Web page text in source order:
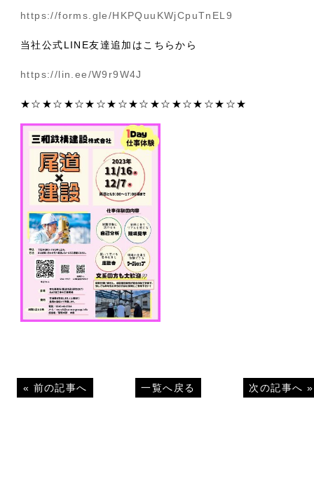
https://forms.gle/HKPQuuKWjCpuTnEL9
当社公式LINE友達追加はこちらから
https://lin.ee/W9r9W4J
★☆★☆★☆★☆★☆★☆★☆★☆★☆★☆★
« 前の記事へ 一覧へ戻る 次の記事へ »